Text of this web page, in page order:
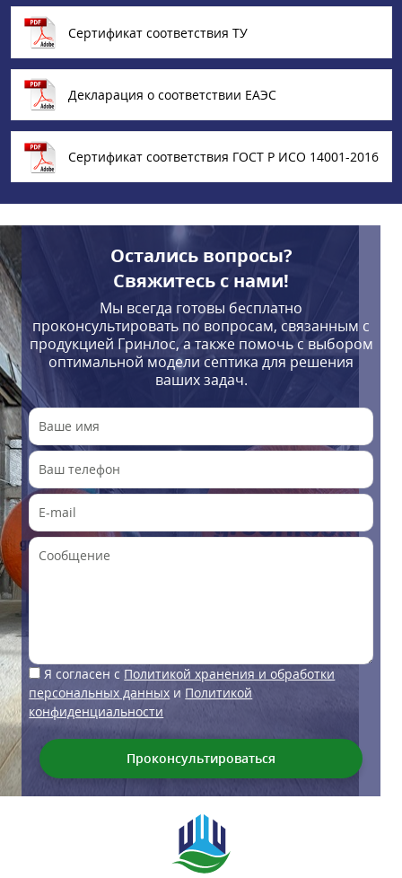
Сертификат соответствия ТУ
Декларация о соответствии ЕАЭС
Сертификат соответствия ГОСТ Р ИСО 14001-2016
Остались вопросы?
Свяжитесь с нами!
Мы всегда готовы бесплатно
проконсультировать по вопросам, связанным с
продукцией Гринлос, а также помочь с выбором
оптимальной модели септика для решения
ваших задач.
Я согласен с Политикой хранения и обработки
персональных данных и Политикой
конфиденциальности